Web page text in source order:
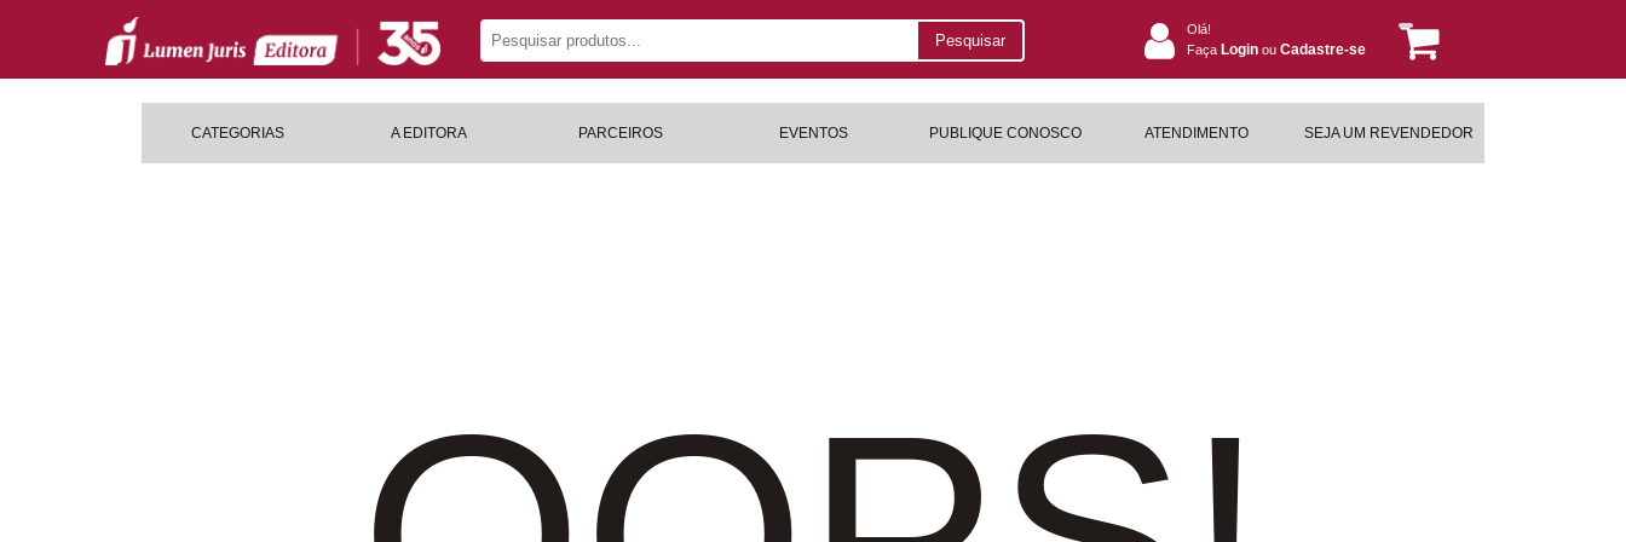
Pesquisar
Olá!
Faça Login ou Cadastre-se
CATEGORIAS A EDITORA PARCEIROS EVENTOS PUBLIQUE CONOSCO ATENDIMENTO SEJA UM REVENDEDOR